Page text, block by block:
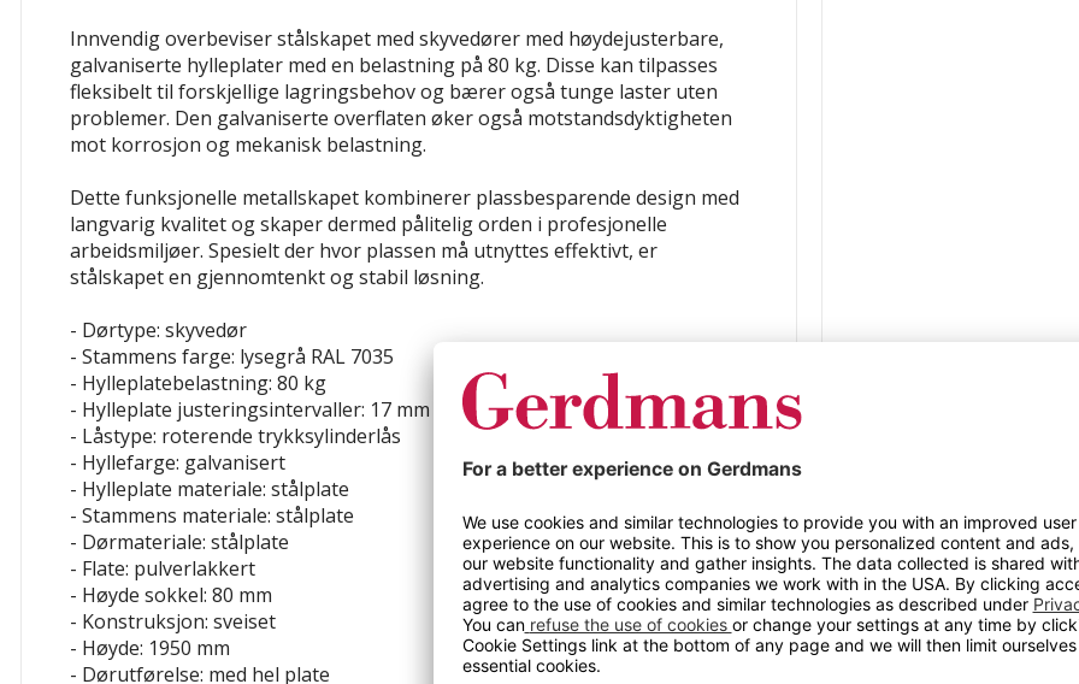
Innvendig overbeviser stålskapet med skyvedører med høydejusterbare,
galvaniserte hylleplater med en belastning på 80 kg. Disse kan tilpasses
fleksibelt til forskjellige lagringsbehov og bærer også tunge laster uten
problemer. Den galvaniserte overflaten øker også motstandsdyktigheten
mot korrosjon og mekanisk belastning.
Dette funksjonelle metallskapet kombinerer plassbesparende design med
langvarig kvalitet og skaper dermed pålitelig orden i profesjonelle
arbeidsmiljøer. Spesielt der hvor plassen må utnyttes effektivt, er
stålskapet en gjennomtenkt og stabil løsning.
- Dørtype: skyvedør
- Stammens farge: lysegrå RAL 7035
- Hylleplatebelastning: 80 kg
- Hylleplate justeringsintervaller: 17 mm
- Låstype: roterende trykksylinderlås
- Hyllefarge: galvanisert
- Hylleplate materiale: stålplate
- Stammens materiale: stålplate
- Dørmateriale: stålplate
- Flate: pulverlakkert
- Høyde sokkel: 80 mm
- Konstruksjon: sveiset
- Høyde: 1950 mm
- Dørutførelse: med hel plate